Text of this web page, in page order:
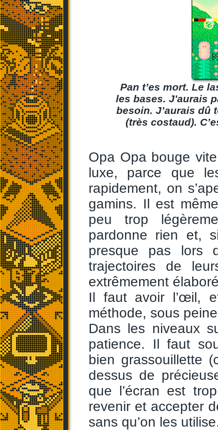
Pan t’es mort. Le
les bases. J'aurais
besoin. J’aurais dû
(très costaud).
Opa Opa bouge
luxe, parce que
rapidement, on
gamins. Il est
peu trop
pardonne rien et,
presque pas lors
trajectoires de
extrêmement
Il faut avoir l’œil,
méthode, sous
Dans les niveaux
patience. Il faut
bien grassouillette
dessus de
que l’écran est
revenir et accepter
sans qu’on les